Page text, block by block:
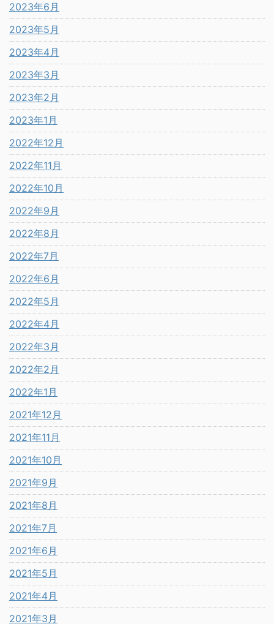
2023年6月
2023年5月
2023年4月
2023年3月
2023年2月
2023年1月
2022年12月
2022年11月
2022年10月
2022年9月
2022年8月
2022年7月
2022年6月
2022年5月
2022年4月
2022年3月
2022年2月
2022年1月
2021年12月
2021年11月
2021年10月
2021年9月
2021年8月
2021年7月
2021年6月
2021年5月
2021年4月
2021年3月